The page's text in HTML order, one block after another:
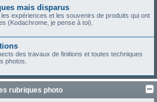
mais disparus
expériences et les souvenirs de produits qui ont
(Kodachrome, je pense à toi).
des travaux de finitions et toutes techniques
photos.
rubriques photo